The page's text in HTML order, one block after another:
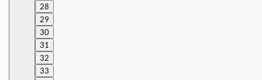
28
29
30
31
32
33